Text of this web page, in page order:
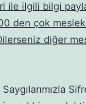
ile ilgili bilgi
den çok meslek
diğer
Saygılarımızla